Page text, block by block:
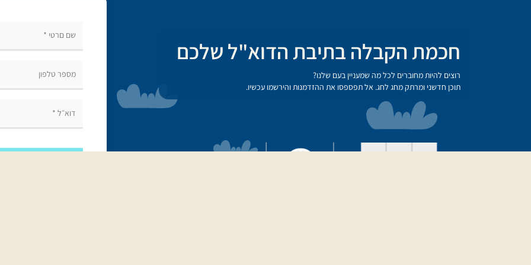
חכמת הקבלה בתיבת הדוא"ל שלכם
רוצים להיות מחוברים לכל מה שמעניין בעם שלנו?
תוכן חדשני ומרתק מחג לחג. אל תפספסו את ההזדמנות והירשמו עכשיו.